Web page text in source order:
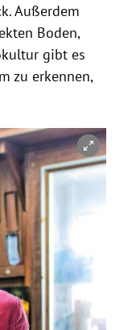
Außerdem
Boden,
gibt es
zu erkennen,